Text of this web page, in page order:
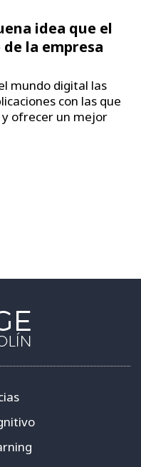
idea que el
de la empresa
mundo digital las
con las que
y ofrecer un mejor